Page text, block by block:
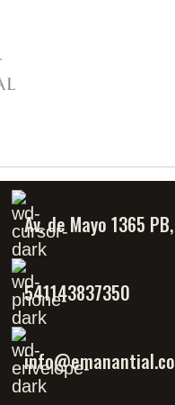
Av. de Mayo 1365
541143837350